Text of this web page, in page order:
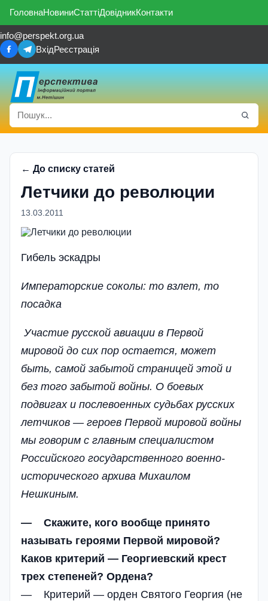
ГоловнаНовиниСтаттіДовідникКонтакти
info@perspekt.org.ua
ВхідРеєстрація
← До списку статей
Летчики до революции
13.03.2011
Гибель эскадры
Императорские соколы: то взлет, то
посадка
Участие русской авиации в Первой
мировой до сих пор остается, может
быть, самой забытой страницей этой и
без того забытой войны. О боевых
подвигах и послевоенных судьбах русских
летчиков — героев Первой мировой войны
мы говорим с главным специалистом
Российского государственного военно-
исторического архива Михаилом
Нешкиным.
— Скажите, кого вообще принято
называть героями Первой мировой?
Каков критерий — Георгиевский крест
трех степеней? Ордена?
— Критерий — орден Святого Георгия (не